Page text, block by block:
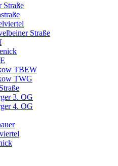
Straße
Straße
TBEW
TWG
3. OG
4. OG